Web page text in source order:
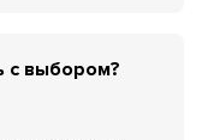
с выбором?